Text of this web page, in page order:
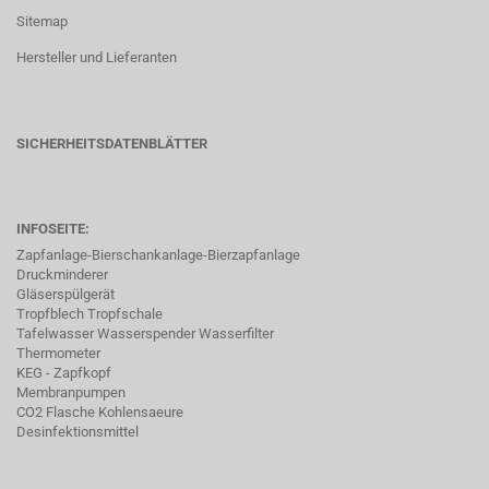
Sitemap
Hersteller und Lieferanten
SICHERHEITSDATENBLÄTTER
INFOSEITE:
Zapfanlage-Bierschankanlage-Bierzapfanlage
Druckminderer
Gläserspülgerät
Tropfblech Tropfschale
Tafelwasser Wasserspender Wasserfilter
Thermometer
KEG - Zapfkopf
Membranpumpen
CO2 Flasche Kohlensaeure
Desinfektionsmittel